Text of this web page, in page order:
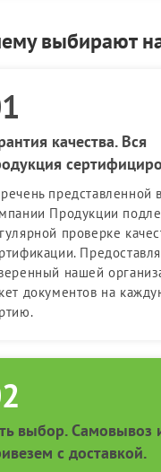
выбирают
качества. Вся
представленной в
Продукции
проверке
нашей
документов на
выбор. Самовывоз
с доставкой.